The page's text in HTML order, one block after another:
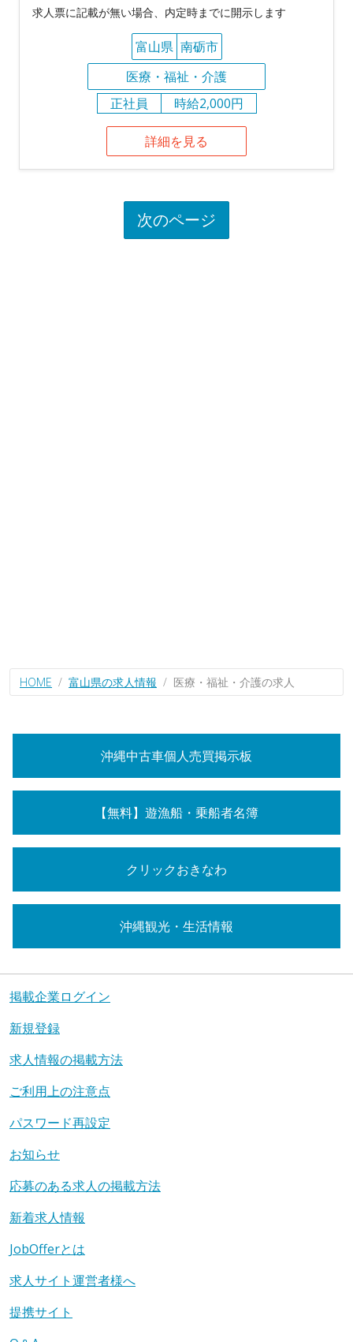
求人票に記載が無い場合、内定時までに開示します
富山県 南砺市
医療・福祉・介護
正社員
時給2,000円
詳細を見る
次のページ
HOME 富山県の求人情報 医療・福祉・介護の求人
沖縄中古車個人売買掲示板
【無料】遊漁船・乗船者名簿
クリックおきなわ
沖縄観光・生活情報
掲載企業ログイン
新規登録
求人情報の掲載方法
ご利用上の注意点
パスワード再設定
お知らせ
応募のある求人の掲載方法
新着求人情報
JobOfferとは
求人サイト運営者様へ
提携サイト